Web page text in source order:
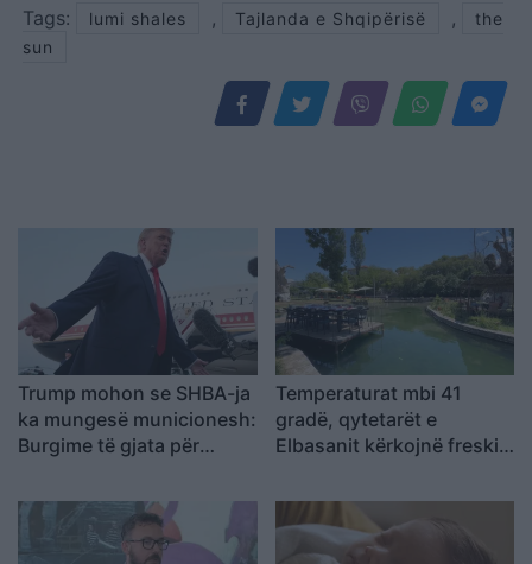
Tags:
lumi shales , Tajlanda e Shqipërisë ,
the
sun
Trump mohon se SHBA-ja
ka mungesë municionesh:
Burgime të gjata për
tradhtare
Temperaturat mbi 41
gradë, qytetarët e
Elbasanit kërkojnë freski